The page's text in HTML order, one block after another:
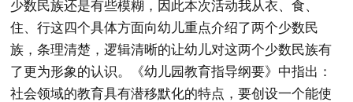
少数民族还是有些模糊，因此本次活动我从衣、食、
住、行这四个具体方面向幼儿重点介绍了两个少数民
族，条理清楚，逻辑清晰的让幼儿对这两个少数民族有
了更为形象的认识。《幼儿园教育指导纲要》中指出：
社会领域的教育具有潜移默化的特点，要创设一个能使